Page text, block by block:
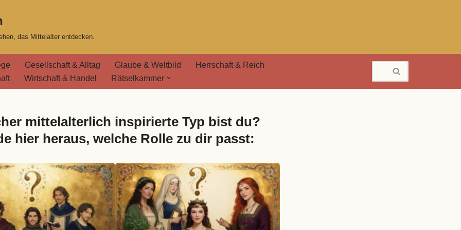
das Mittelalter entdecken.
Gesellschaft & Alltag Glaube & Weltbild
Herrschaft & Reich
Wirtschaft & Handel Rätselkammer
mittelalterlich inspirierte Typ bist du?
hier heraus, welche Rolle zu dir passt: